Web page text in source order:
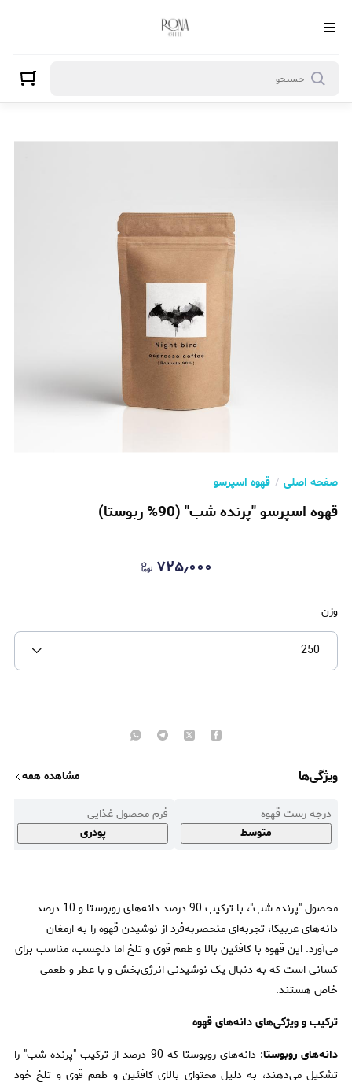
صفحه اصلی قهوه اسپرسو
قهوه اسپرسو "پرنده شب" (90% ربوستا)
۷۲۵٫۰۰۰
وزن
250
ویژگی‌ها مشاهده همه
درجه رست قهوه
متوسط
فرم محصول غذایی
پودری
محصول "پرنده شب"، با ترکیب 90 درصد دانه‌های روبوستا و 10 درصد
دانه‌های عربیکا، تجربه‌ای منحصربه‌فرد از نوشیدن قهوه را به ارمغان
می‌آورد. این قهوه با کافئین بالا و طعم قوی و تلخ اما دلچسب، مناسب برای
کسانی است که به دنبال یک نوشیدنی انرژی‌بخش و با عطر و طعمی
خاص هستند.
ترکیب و ویژگی‌های دانه‌های قهوه
دانه‌های روبوستا
: دانه‌های روبوستا که 90 درصد از ترکیب "پرنده شب" را
تشکیل می‌دهند، به دلیل محتوای بالای کافئین و طعم قوی و تلخ خود